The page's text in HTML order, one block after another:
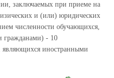
заключаемых при приеме на
и (или) юридических
численности обучающихся,
гражданами) - 10
иностранными